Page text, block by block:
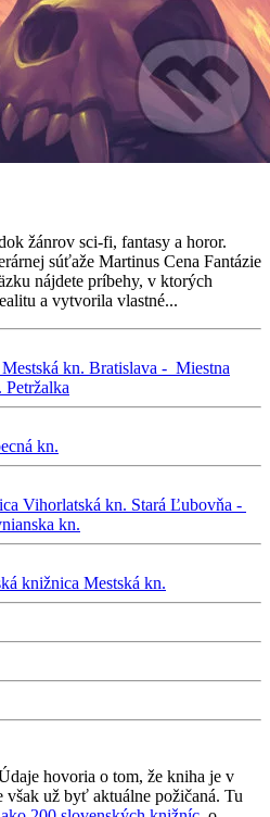
žánrov sci-fi, fantasy a horor.
súťaže Martinus Cena Fantázie
nájdete príbehy, v ktorých
a vytvorila vlastné...
Mestská kn. Bratislava - Miestna
Petržalka
kn.
Vihorlatská kn. Stará Ľubovňa -
kn.
knižnica Mestská kn.
hovoria o tom, že kniha je v
už byť aktuálne požičaná. Tu